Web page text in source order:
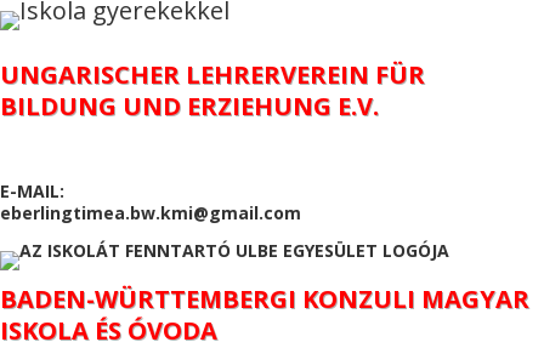
UNGARISCHER LEHRERVEREIN FÜR
BILDUNG UND ERZIEHUNG E.V.
E-MAIL:
eberlingtimea.bw.kmi@gmail.com
BADEN-WÜRTTEMBERGI KONZULI MAGYAR
ISKOLA ÉS ÓVODA